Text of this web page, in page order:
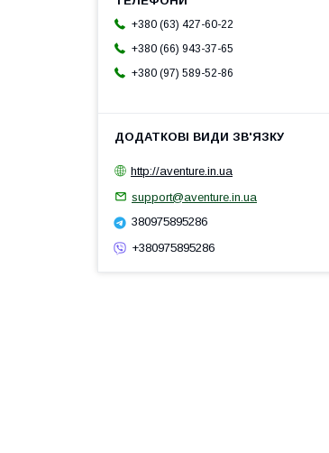
+380 (63) 427-60-22
+380 (66) 943-37-65
+380 (97) 589-52-86
http://aventure.in.ua
support@aventure.in.ua
380975895286
+380975895286